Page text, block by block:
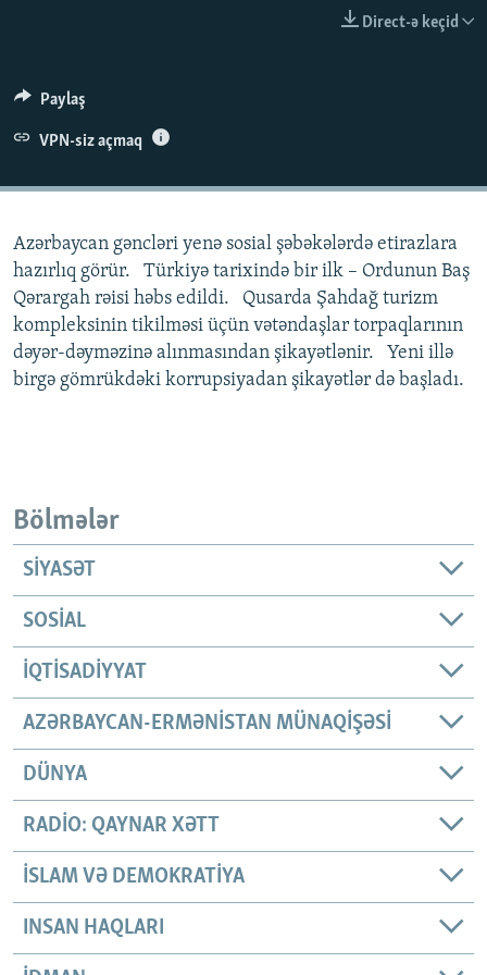
İZ - MƏDƏNIYYƏT PROQRAMI
MATERIALLARIMIZDAN ISTIFADƏ
AZADLIQRADIOSU MOBIL TELEFONUNUZDA
RFE/RL-in bütün saytları
Direct-ə keçid
Paylaş
VPN-siz açmaq
Azərbaycan gəncləri yenə sosial şəbəkələrdə etirazlara
hazırlıq görür. Türkiyə tarixində bir ilk – Ordunun Baş
Qərargah rəisi həbs edildi. Qusarda Şahdağ turizm
kompleksinin tikilməsi üçün vətəndaşlar torpaqlarının
dəyər-dəyməzinə alınmasından şikayətlənir. Yeni illə
birgə gömrükdəki korrupsiyadan şikayətlər də başladı.
Bölmələr
SIYASƏT
SOSIAL
İQTISADIYYAT
AZƏRBAYCAN-ERMƏNISTAN MÜNAQIŞƏSI
DÜNYA
RADIO: QAYNAR XƏTT
İSLAM VƏ DEMOKRATIYA
INSAN HAQLARI